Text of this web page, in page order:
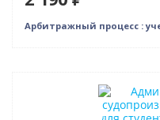
Арбитражный процесс :
Нет в наличии